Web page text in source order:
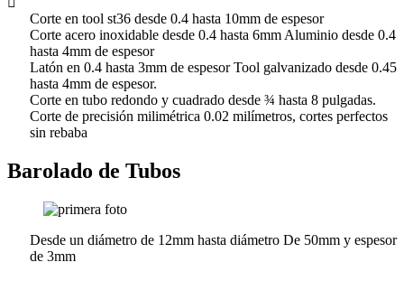
Corte en tool st36 desde 0.4 hasta 10mm de espesor
Corte acero inoxidable desde 0.4 hasta 6mm Aluminio desde 0.4
hasta 4mm de espesor
Latón en 0.4 hasta 3mm de espesor Tool galvanizado desde 0.45
hasta 4mm de espesor.
Corte en tubo redondo y cuadrado desde ¾ hasta 8 pulgadas.
Corte de precisión milimétrica 0.02 milímetros, cortes perfectos
sin rebaba
Barolado de Tubos
Desde un diámetro de 12mm hasta diámetro De 50mm y espesor
de 3mm